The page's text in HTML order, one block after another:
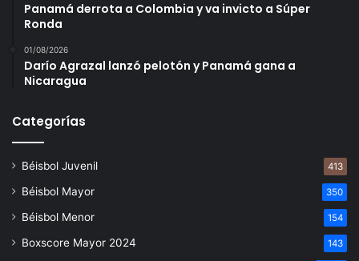
Panamá derrota a Colombia y va invicto a Súper
Ronda
01/08/2026
Darío Agrazal lanzó pelotón y Panamá gana a
Nicaragua
Categorías
Béisbol Juvenil 413
Béisbol Mayor 350
Béisbol Menor 154
Boxscore Mayor 2024 143